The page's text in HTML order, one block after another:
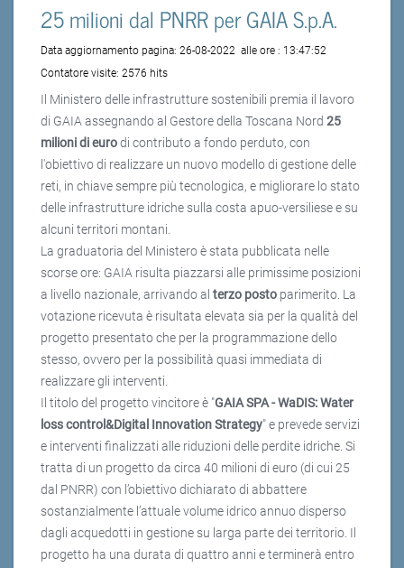
25 milioni dal PNRR per GAIA S.p.A.
Data aggiornamento pagina: 26-08-2022 alle ore : 13:47:52
Contatore visite: 2576 hits
Il Ministero delle infrastrutture sostenibili premia il lavoro
di GAIA assegnando al Gestore della Toscana Nord 25
milioni di eurodi contributo a fondo perduto, con
l'obiettivo di realizzare un nuovo modello di gestione delle
reti, in chiave sempre più tecnologica, e migliorare lo stato
delle infrastrutture idriche sulla costa apuo-versiliese e su
alcuni territori montani.
La graduatoria del Ministero è stata pubblicata nelle
scorse ore: GAIA risulta piazzarsi alle primissime posizioni
a livello nazionale, arrivando al terzo posto parimerito. La
votazione ricevuta è risultata elevata sia per la qualità del
progetto presentato che per la programmazione dello
stesso, ovvero per la possibilità quasi immediata di
realizzare gli interventi.
Il titolo del progetto vincitore è "GAIA SPA - WaDIS: Water
loss control&Digital Innovation Strategy" e prevede servizi
e interventi finalizzati alle riduzioni delle perdite idriche. Si
tratta di un progetto da circa 40 milioni di euro (di cui 25
dal PNRR) con l’obiettivo dichiarato di abbattere
sostanzialmente l’attuale volume idrico annuo disperso
dagli acquedotti in gestione su larga parte dei territorio. Il
progetto ha una durata di quattro anni e terminerà entro